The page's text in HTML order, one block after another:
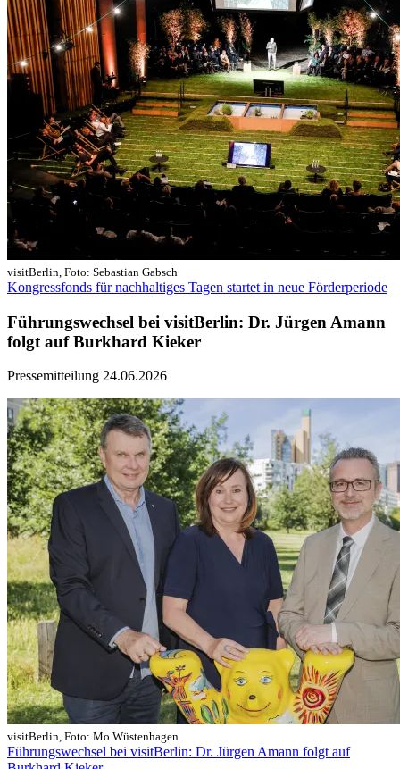
visitBerlin, Foto: Sebastian Gabsch
Kongressfonds für nachhaltiges Tagen startet in neue Förderperiode
Führungswechsel bei visitBerlin: Dr. Jürgen Amann
folgt auf Burkhard Kieker
Pressemitteilung 24.06.2026
visitBerlin, Foto: Mo Wüstenhagen
Führungswechsel bei visitBerlin: Dr. Jürgen Amann folgt auf